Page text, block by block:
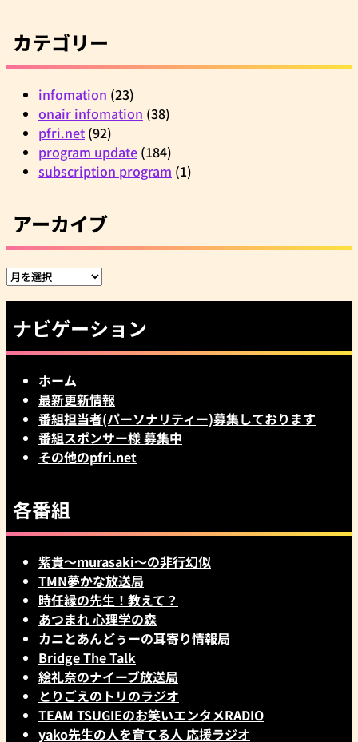
カテゴリー
infomation (23)
onair infomation (38)
pfri.net (92)
program update (184)
subscription program (1)
アーカイブ
ア
イ
ブ
ナビゲーション
ホーム
最新更新情報
番組担当者(パーソナリティー)募集しております
番組スポンサー様 募集中
その他のpfri.net
各番組
紫貴～murasaki～の非行幻似
TMN夢かな放送局
時任縁の先生！教えて？
あつまれ 心理学の森
カニとあんどぅーの耳寄り情報局
Bridge The Talk
絵礼奈のナイーブ放送局
とりごえのトリのラジオ
TEAM TSUGIEのお笑いエンタメRADIO
yako先生の人を育てる人 応援ラジオ